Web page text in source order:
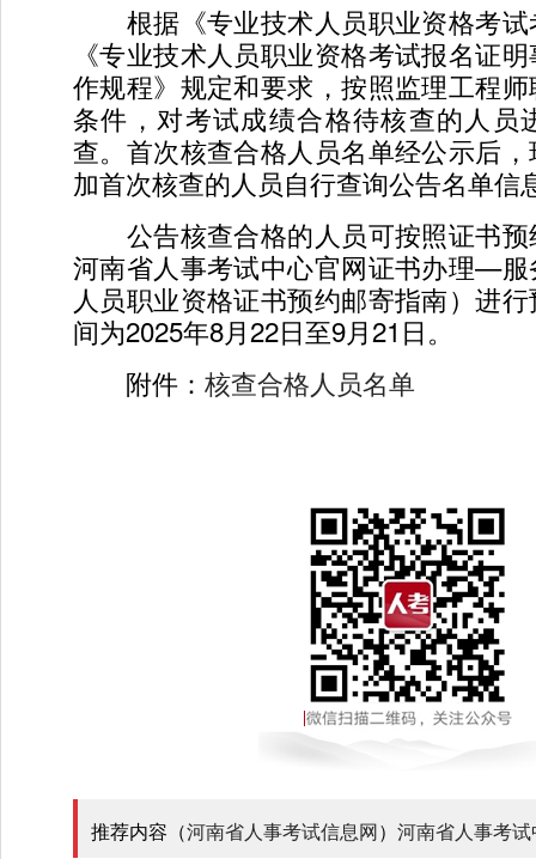
根据《专业技术人员职业资格考试
《专业技术人员职业资格考试报名证
作规程》规定和要求，按照监理工程
条件，对考试成绩合格待核查的人员
查。首次核查合格人员名单经公示后
加首次核查的人员自行查询公告名单信
公告核查合格的人员可按照证书预
河南省人事考试中心官网证书办理—
人员职业资格证书预约邮寄指南）进
间为2025年8月22日至9月21日。
附件： 核查合格人员名单
推荐内容（河南省人事考试信息网） 河南省人事考